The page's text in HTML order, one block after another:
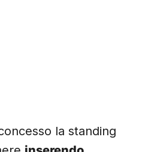
la standing